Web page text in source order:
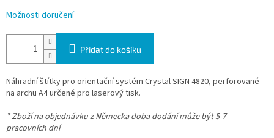
Možnosti doručení
Přidat do košíku
Náhradní štítky pro orientační systém Crystal SIGN 4820, perforované
na archu A4 určené pro laserový tisk.
* Zboží na objednávku z Německa doba dodání může být 5-7
pracovních dní